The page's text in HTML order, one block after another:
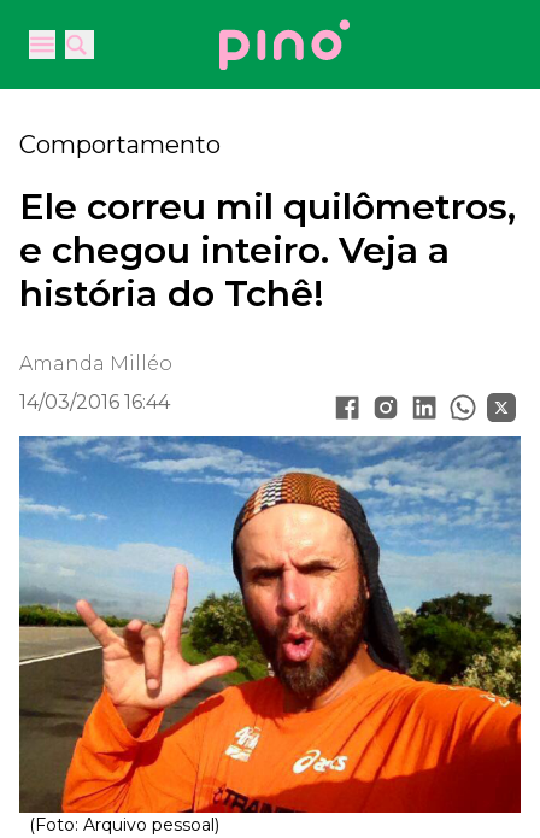
Open main menu
Open main menu
Your Company
Comportamento
Ele correu mil quilômetros,
e chegou inteiro. Veja a
história do Tchê!
Amanda Milléo
14/03/2016 16:44
(Foto: Arquivo pessoal)